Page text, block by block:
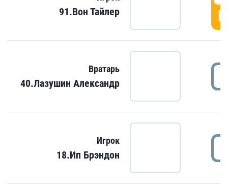
91.Вон Тайлер
Вратарь
40.Лазушин Александр
Игрок
18.Ип Брэндон